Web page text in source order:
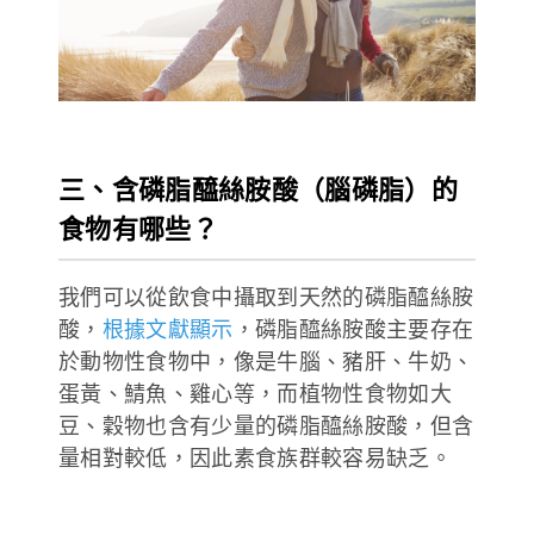
三、含磷脂醯絲胺酸（腦磷脂）的
食物有哪些？
我們可以從飲食中攝取到天然的磷脂醯絲胺
酸， 根據文獻顯示 ，磷脂醯絲胺酸主要存在
於動物性食物中，像是牛腦、豬肝、牛奶、
蛋黃、鯖魚、雞心等，而植物性食物如大
豆、穀物也含有少量的磷脂醯絲胺酸，但含
量相對較低，因此素食族群較容易缺乏。